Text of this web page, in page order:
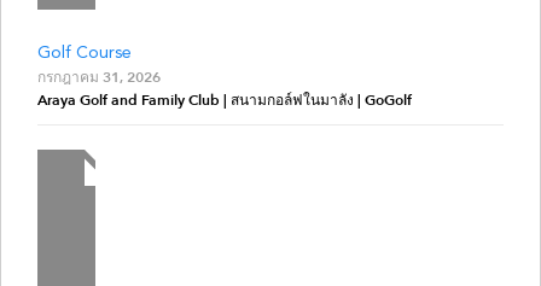
Golf Course
กรกฎาคม 31, 2026
Araya Golf and Family Club | สนามกอล์ฟในมาลัง | GoGolf